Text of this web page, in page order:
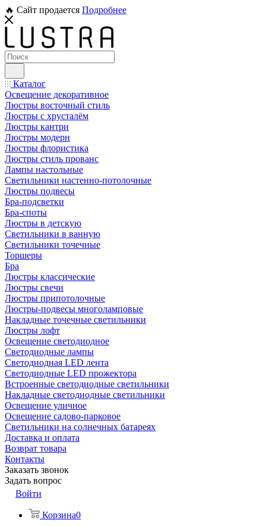
🔥 Сайт продается Подробнее
Каталог
Освещение декоративное
Люстры восточный стиль
Люстры с хрусталём
Люстры кантри
Люстры модерн
Люстры флористика
Люстры стиль прованс
Лампы настольные
Светильники настенно-потолочные
Люстры подвесы
Бра-подсветки
Бра-споты
Люстры в детскую
Светильники в ванную
Светильники точечные
Торшеры
Бра
Люстры классические
Люстры свечи
Люстры припотолочные
Люстры-подвесы многоламповые
Накладные точечные светильники
Люстры лофт
Освещение светодиодное
Светодиодные лампы
Светодиодная LED лента
Светодиодные LED прожектора
Встроенные светодиодные светильники
Накладные светодиодные светильники
Освещение уличное
Освещение садово-парковое
Светильники на солнечных батареях
Доставка и оплата
Возврат товара
Контакты
Заказать звонок
Задать вопрос
Войти
Корзина0